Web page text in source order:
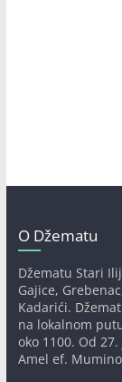
O Džematu
Džematu Stari
Gajice,
Kadarići.
na lokalnom
oko 1100. Od
Amel ef.